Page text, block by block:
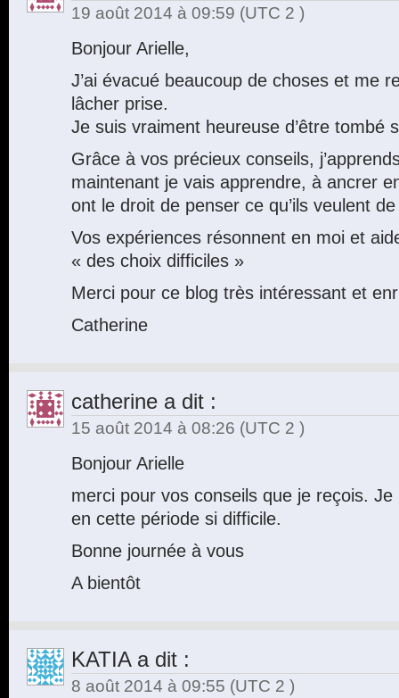
19 août 2014 à 09:59 (UTC 2 )
Bonjour Arielle,
J’ai évacué beaucoup de choses et me
lâcher prise.
Je suis vraiment heureuse d’être tombé
Grâce à vos précieux conseils,
maintenant je vais apprendre, à ancrer
ont le droit de penser ce qu’ils veulent
Vos expériences résonnent en moi et
« des choix difficiles »
Merci pour ce blog très intéressant et
Catherine
catherine a dit :
15 août 2014 à 08:26 (UTC 2 )
Bonjour Arielle
merci pour vos conseils que je reçois. Je
en cette période si difficile.
Bonne journée à vous
A bientôt
KATIAa dit :
8 août 2014 à 09:55 (UTC 2 )